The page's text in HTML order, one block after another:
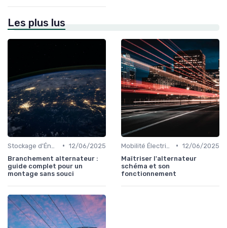
Les plus lus
• 12/06/2025
Branchement alternateur :
guide complet pour un
montage sans souci
• 12/06/2025
Maîtriser l'alternateur
schéma et son
fonctionnement